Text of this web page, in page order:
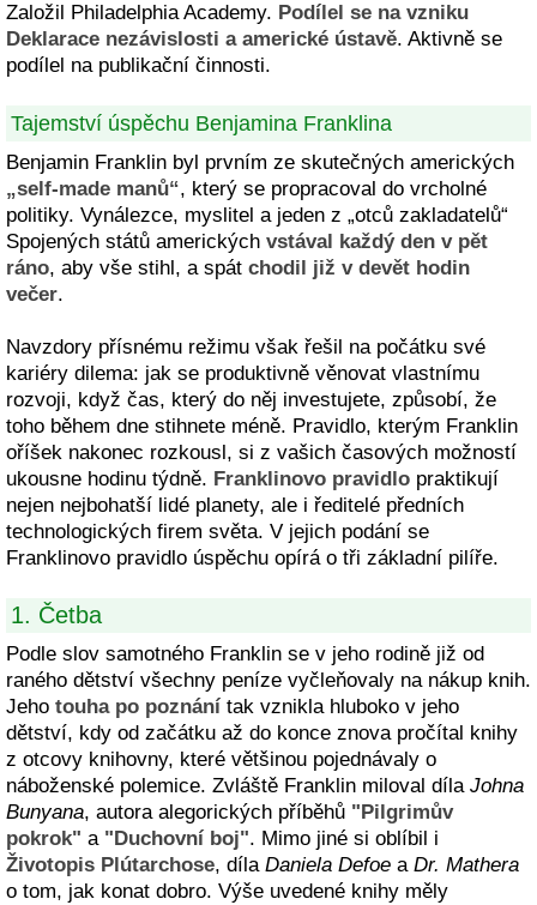
Založil Philadelphia Academy. Podílel se na vzniku
Deklarace nezávislosti a americké ústavě. Aktivně se
podílel na publikační činnosti.
Tajemství úspěchu Benjamina Franklina
Benjamin Franklin byl prvním ze skutečných amerických
„self-made manů“, který se propracoval do vrcholné
politiky. Vynálezce, myslitel a jeden z „otců zakladatelů“
Spojených států amerických vstával každý den v pět
ráno, aby vše stihl, a spát chodil již v devět hodin
večer.
Navzdory přísnému režimu však řešil na počátku své
kariéry dilema: jak se produktivně věnovat vlastnímu
rozvoji, když čas, který do něj investujete, způsobí, že
toho během dne stihnete méně. Pravidlo, kterým Franklin
oříšek nakonec rozkousl, si z vašich časových možností
ukousne hodinu týdně. Franklinovo pravidlo praktikují
nejen nejbohatší lidé planety, ale i ředitelé předních
technologických firem světa. V jejich podání se
Franklinovo pravidlo úspěchu opírá o tři základní pilíře.
1. Četba
Podle slov samotného Franklin se v jeho rodině již od
raného dětství všechny peníze vyčleňovaly na nákup knih.
Jeho touha po poznání tak vznikla hluboko v jeho
dětství, kdy od začátku až do konce znova pročítal knihy
z otcovy knihovny, které většinou pojednávaly o
náboženské polemice. Zvláště Franklin miloval díla Johna
Bunyana, autora alegorických příběhů "Pilgrimův
pokrok" a "Duchovní boj". Mimo jiné si oblíbil i
Životopis Plútarchose, díla Daniela Defoe a Dr. Mathera
o tom, jak konat dobro. Výše uvedené knihy měly